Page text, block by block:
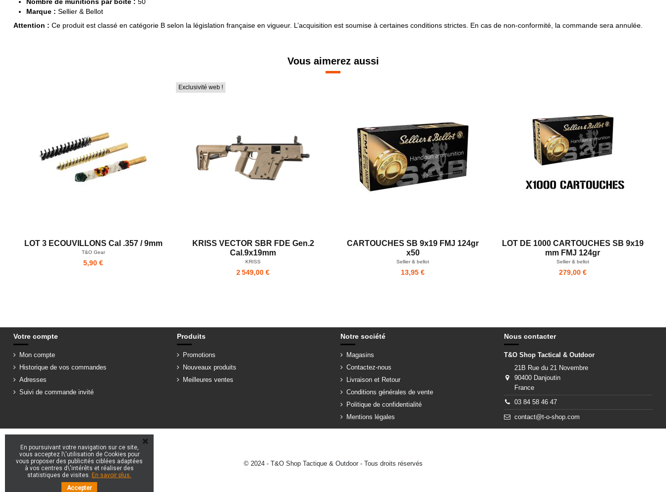
Nombre de munitions par boîte : 50
Marque : Sellier & Bellot
Attention : Ce produit est classé en catégorie B selon la législation française en vigueur. L’acquisition est soumise à certaines conditions strictes. En cas de non-conformité, la commande sera annulée.
Vous aimerez aussi
LOT 3 ECOUVILLONS Cal .357 / 9mm
T&O Gear
5,90 €
Exclusivité web !
KRISS VECTOR SBR FDE Gen.2
Cal.9x19mm
KRISS
2 549,00 €
CARTOUCHES SB 9x19 FMJ 124gr
x50
Sellier & bellot
13,95 €
LOT DE 1000 CARTOUCHES SB 9x19
mm FMJ 124gr
Sellier & bellot
279,00 €
Votre compte
Mon compte
Historique de vos commandes
Adresses
Suivi de commande invité
Produits
Promotions
Nouveaux produits
Meilleures ventes
Notre société
Magasins
Contactez-nous
Livraison et Retour
Conditions générales de vente
Politique de confidentialité
Mentions légales
Nous contacter
T&O Shop Tactical & Outdoor
21B Rue du 21 Novembre
90400 Danjoutin
France
03 84 58 46 47
contact@t-o-shop.com
© 2024 - T&O Shop Tactique & Outdoor - Tous droits réservés
En poursuivant votre navigation sur ce site,
vous acceptez l\'utilisation de Cookies pour
vous proposer des publicités ciblées adaptées
à vos centres d\'intérêts et réaliser des
statistiques de visites. En savoir plus.
Accepter